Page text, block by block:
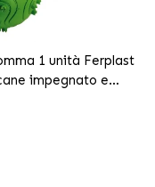
1 unità Ferplast
impegnato e